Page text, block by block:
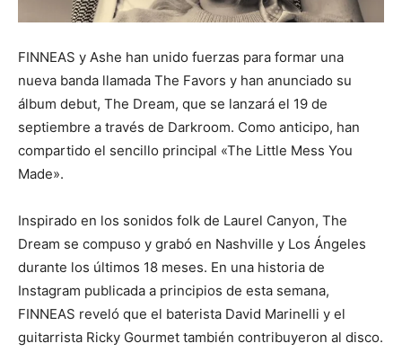
FINNEAS y Ashe han unido fuerzas para formar una
nueva banda llamada The Favors y han anunciado su
álbum debut, The Dream, que se lanzará el 19 de
septiembre a través de Darkroom. Como anticipo, han
compartido el sencillo principal «The Little Mess You
Made».
Inspirado en los sonidos folk de Laurel Canyon, The
Dream se compuso y grabó en Nashville y Los Ángeles
durante los últimos 18 meses. En una historia de
Instagram publicada a principios de esta semana,
FINNEAS reveló que el baterista David Marinelli y el
guitarrista Ricky Gourmet también contribuyeron al disco.